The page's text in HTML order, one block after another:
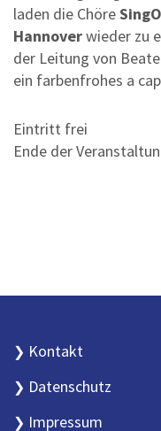
laden die Chöre
Hannoverwieder zu
der Leitung von
ein farbenfrohes a
Eintritt frei
Ende der
Kontakt
Datenschutz
Impressum